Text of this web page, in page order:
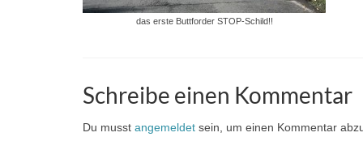
das erste Buttforder STOP-Schild!!
Schreibe einen Kommentar
Du musst angemeldet sein, um einen Kommentar